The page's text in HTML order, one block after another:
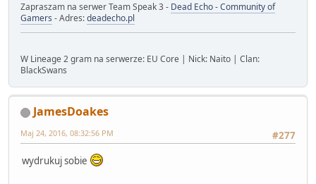
Zapraszam na serwer Team Speak 3 - Dead Echo - Community of
Gamers - Adres:deadecho.pl
W Lineage 2 gram na serwerze: EU Core | Nick: Naito | Clan:
BlackSwans
JamesDoakes
#277
Maj 24, 2016, 08:32:56 PM
wydrukuj sobie